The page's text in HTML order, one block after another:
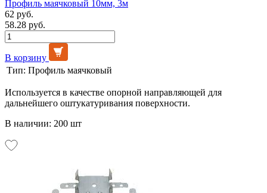
Профиль маячковый 10мм, 3м
62 руб.
58.28 руб.
В корзину
Тип: Профиль маячковый
Используется в качестве опорной направляющей для
дальнейшего оштукатуривания поверхности.
В наличии: 200 шт